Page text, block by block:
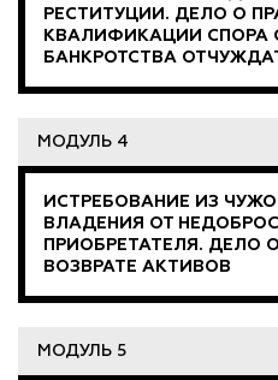
РЕСТИТУЦИИ. ДЕЛО О
КВАЛИФИКАЦИИ СПОРА
БАНКРОТСТВА
МОДУЛЬ 4
ИСТРЕБОВАНИЕ ИЗ
ВЛАДЕНИЯ ОТ
ПРИОБРЕТАТЕЛЯ. ДЕЛО
ВОЗВРАТЕ АКТИВОВ
МОДУЛЬ 5